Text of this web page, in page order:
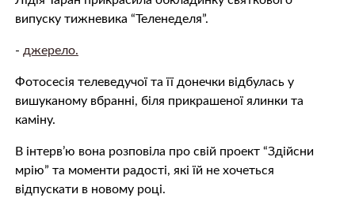
випуску тижневика “Теленеделя”.
- джерело.
Фотосесія телеведучої та її донечки відбулась у
вишуканому вбранні, біля прикрашеної ялинки та
каміну.
В інтерв’ю вона розповіла про свій проект “Здійсни
мрію” та моменти радості, які їй не хочеться
відпускати в новому році.